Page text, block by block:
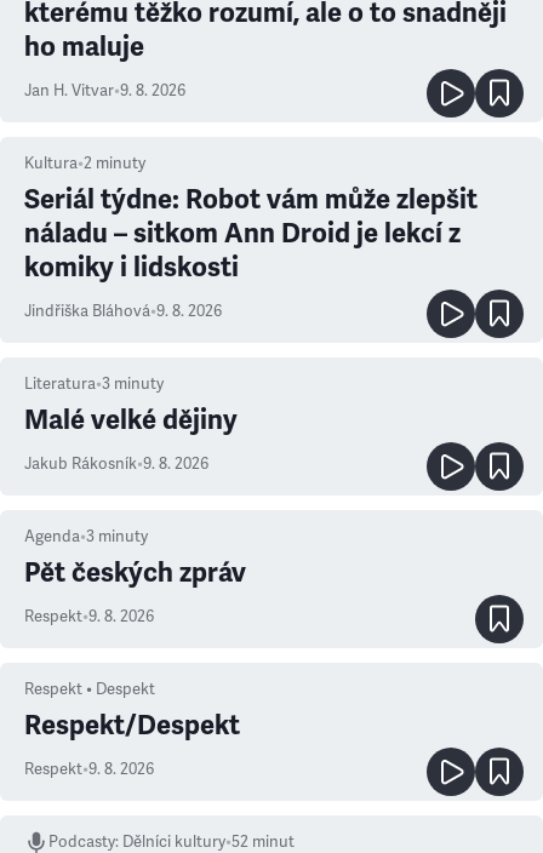
kterému těžko rozumí, ale o to snadněji
ho maluje
Jan H. Vitvar•9. 8. 2026
Kultura•2 minuty
Seriál týdne: Robot vám může zlepšit
náladu – sitkom Ann Droid je lekcí z
komiky i lidskosti
Jindřiška Bláhová•9. 8. 2026
Literatura•3 minuty
Malé velké dějiny
Jakub Rákosník•9. 8. 2026
Agenda•3 minuty
Pět českých zpráv
Respekt•9. 8. 2026
Respekt • Despekt
Respekt/Despekt
Respekt•9. 8. 2026
Podcasty: Dělníci kultury•52 minut